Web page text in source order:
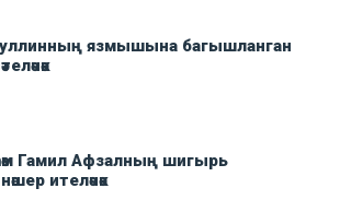
язмышына багышланган
Гамил Афзалның шигырь
ителәчәк